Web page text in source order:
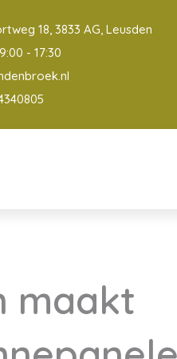
18, 3833 AG, Leusden
- 17:30
maakt